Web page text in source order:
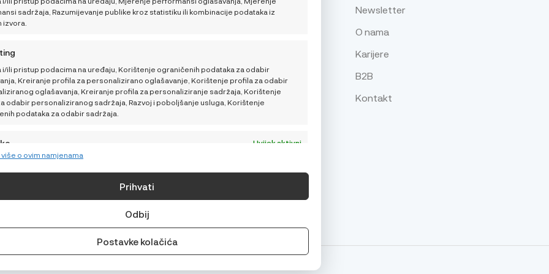
sadržaja, Razumijevanje publike kroz statistiku ili kombinacije podataka iz
izvora.
i/ili pristup podacima na uređaju, Korištenje ograničenih podataka za odabir
Kreiranje profila za personalizirano oglašavanje, Korištenje profila za odabir
oglašavanja, Kreiranje profila za personaliziranje sadržaja, Korištenje
odabir personaliziranog sadržaja, Razvoj i poboljšanje usluga, Korištenje
podataka za odabir sadržaja.
Uvijek aktivni
i kombiniranje podataka iz drugih izvora podataka, Povezivanje
uređaja, Identificiranje uređaja na temelju podataka koji se
sigurnosti, sprječavanje i otkrivanje prijevara i
grešaka, Pružanje i predstavljanje oglašavanja i
o ovim namjenama
Prihvati
Odbij
Postavke kolačića
Kako pomoći bebi da
lakše podnese vrućine
Kako sigurno putovati
Načini plaćanja i sigurnost
Povrati, zamjene i reklamacije
Raskid ugovora
Izjava o privatnosti (EU)
GDPR pravilnik
Newsletter
O nama
Karijere
B2B
Kontakt